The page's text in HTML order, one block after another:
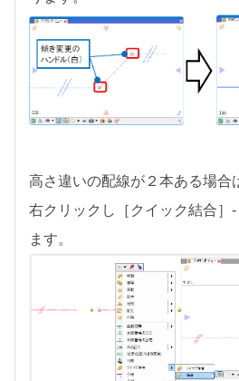
高さ違いの配線が２本ある場合
右クリックし［クイック結合］
ます。